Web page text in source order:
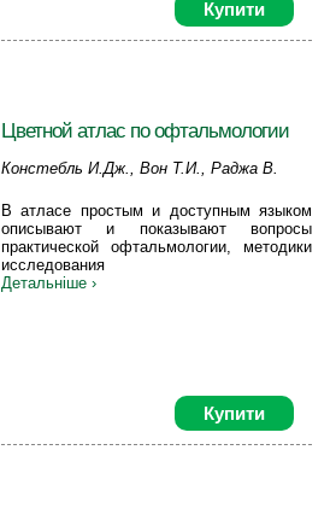
Купити
Цветной атлас по офтальмологии
Констебль И.Дж., Вон Т.И., Раджа В.
В атласе простым и доступным языком
описывают и показывают вопросы
практической офтальмологии, методики
исследования
Детальніше ›
Купити